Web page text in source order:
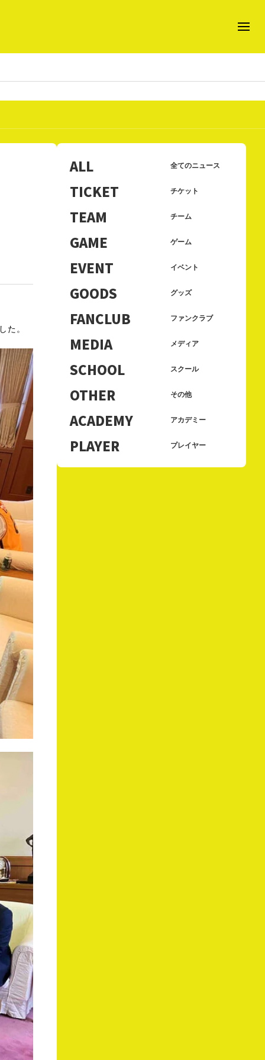
た。
ALL 全てのニュース
TICKET チケット
TEAM チーム
GAME ゲーム
EVENT イベント
GOODS グッズ
FANCLUB ファンクラブ
MEDIA メディア
SCHOOL スクール
OTHER その他
ACADEMY アカデミー
PLAYER プレイヤー